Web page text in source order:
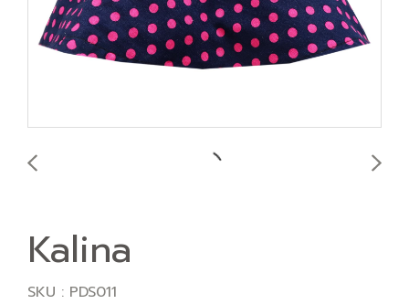
Kalina
SKU : PDS011